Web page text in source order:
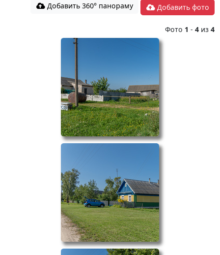
Добавить 360° панораму Добавить фото
Фото 1 -4 из4